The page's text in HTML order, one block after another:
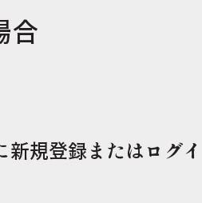
合
規登録またはログイ